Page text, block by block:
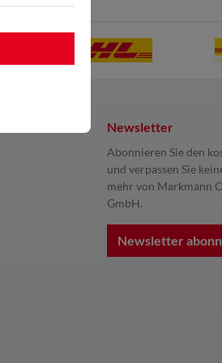
Newsletter
Abonnieren Sie den
und verpassen Sie
mehr von Markmann
GmbH.
Newsletter